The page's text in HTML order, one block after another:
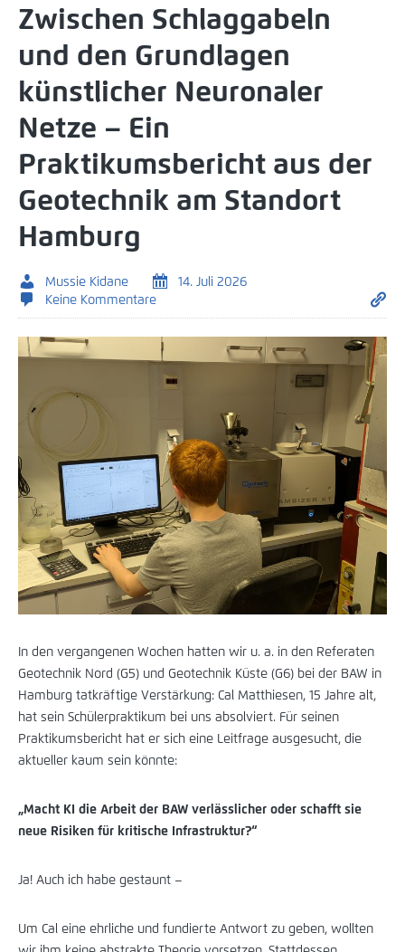
Zwischen Schlaggabeln
und den Grundlagen
künstlicher Neuronaler
Netze – Ein
Praktikumsbericht aus der
Geotechnik am Standort
Hamburg
Mussie Kidane
14. Juli 2026
Keine Kommentare
In den vergangenen Wochen hatten wir u. a. in den Referaten
Geotechnik Nord (G5) und Geotechnik Küste (G6) bei der BAW in
Hamburg tatkräftige Verstärkung: Cal Matthiesen, 15 Jahre alt,
hat sein Schülerpraktikum bei uns absolviert. Für seinen
Praktikumsbericht hat er sich eine Leitfrage ausgesucht, die
aktueller kaum sein könnte:
„Macht KI die Arbeit der BAW verlässlicher oder schafft sie
neue Risiken für kritische Infrastruktur?“
Ja! Auch ich habe gestaunt –
Um Cal eine ehrliche und fundierte Antwort zu geben, wollten